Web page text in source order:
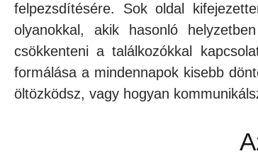
felpezsdítésére. Sok oldal
olyanokkal, akik hasonló
csökkenteni a találkozókkal
formálása a mindennapok kisebb
öltözködsz, vagy hogyan